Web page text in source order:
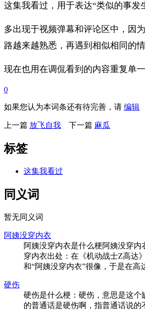
这集我看过，用于表达“类似的事发
多出现于视频弹幕和评论区中，因
路越来越熟悉，再遇到相似相同的
现在也用在调侃看到的内容重复单
0
如果您认为本词条还有待完善，请 编辑
上一篇 放飞自我 下一篇 麻瓜
标签
这集我看过
同义词
暂无同义词
阿姨没穿内衣
阿姨没穿内衣是什么梗阿姨没穿
穿内衣出处：在《机动战士Z高达
和“阿姨没穿内衣”很像，于是在
硬伤
硬伤是什么梗：硬伤，意思是这
的普通话是硬伤啊，指普通话说